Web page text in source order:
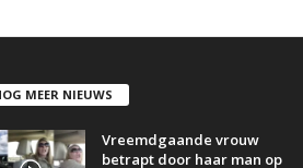
MEER NIEUWS
Vreemdgaande vrouw
betrapt door haar man op